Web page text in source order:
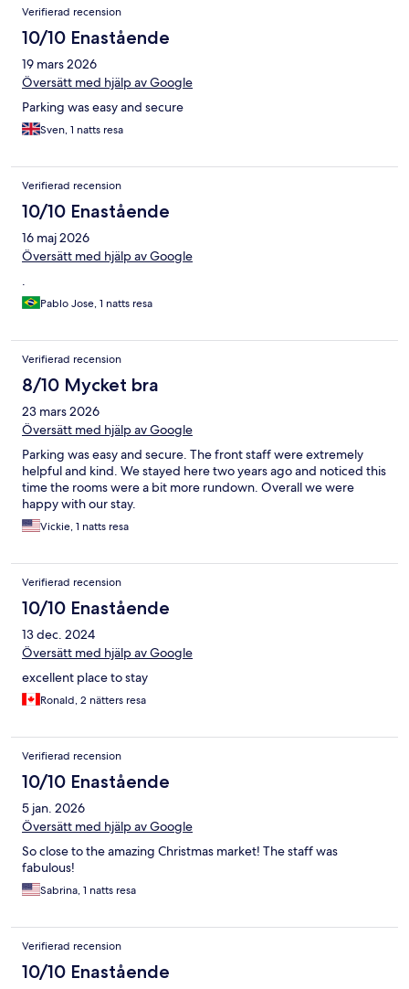
Verifierad recension
10/10 Enastående
19 mars 2026
Översätt med hjälp av Google
Parking was easy and secure
Sven, 1 natts resa
Verifierad recension
10/10 Enastående
16 maj 2026
Översätt med hjälp av Google
.
Pablo Jose, 1 natts resa
Verifierad recension
8/10 Mycket bra
23 mars 2026
Översätt med hjälp av Google
Parking was easy and secure. The front staff were extremely
helpful and kind. We stayed here two years ago and noticed this
time the rooms were a bit more rundown. Overall we were
happy with our stay.
Vickie, 1 natts resa
Verifierad recension
10/10 Enastående
13 dec. 2024
Översätt med hjälp av Google
excellent place to stay
Ronald, 2 nätters resa
Verifierad recension
10/10 Enastående
5 jan. 2026
Översätt med hjälp av Google
So close to the amazing Christmas market! The staff was
fabulous!
Sabrina, 1 natts resa
Verifierad recension
10/10 Enastående